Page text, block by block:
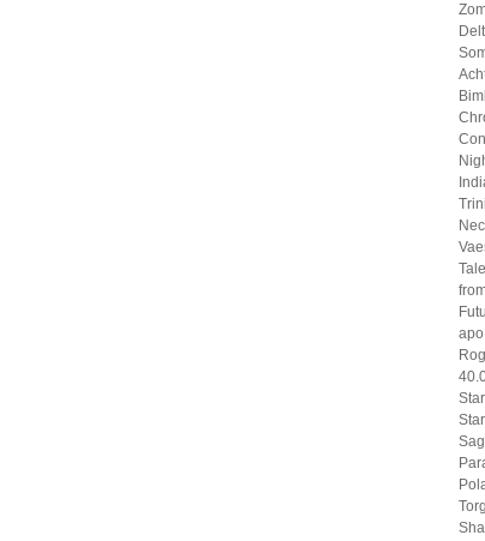
Torg